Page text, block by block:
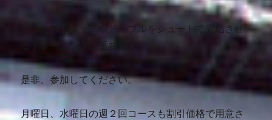
ファーストタッチやドリブルをシュートで完結させ
るトレーニングは重要です。
是非、参加してください。
月曜日、水曜日の週２回コースも割引価格で用意さ